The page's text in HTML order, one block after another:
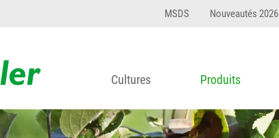
MSDS Nouveautés 2026
Cultures Produits